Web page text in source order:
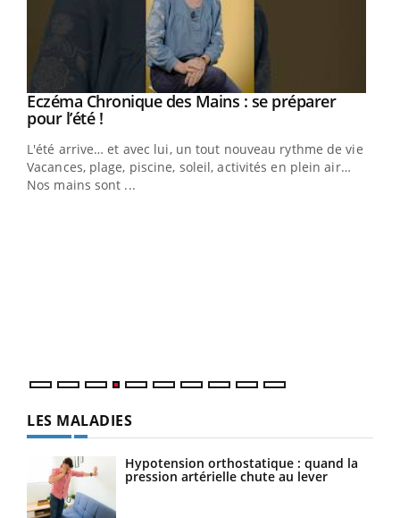
Youtube
Eczéma Chronique des Mains : se préparer
pour l’été !Youtube
L'été arrive… et avec lui, un tout nouveau rythme de vie !
Vacances, plage, piscine, soleil, activités en plein air…
Nos mains sont ...
LES MALADIES
Hypotension orthostatique : quand la
pression artérielle chute au lever